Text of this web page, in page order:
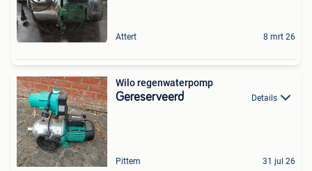
Attert 8 mrt 26
Wilo regenwaterpomp
Gereserveerd Details
Pittem 31 jul 26